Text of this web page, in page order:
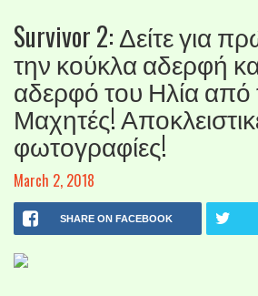
Survivor 2: Δείτε για
την κούκλα αδερφή
αδερφό του Ηλία από
Μαχητές!
φωτογραφίες!
March 2, 2018
SHARE ON FACEBOOK